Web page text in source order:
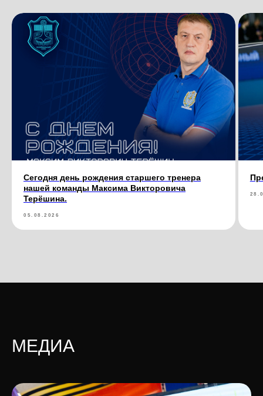
Сегодня день рождения старшего тренера
нашей команды Максима Викторовича
Терёшина.
05.08.2026
МЕДИА